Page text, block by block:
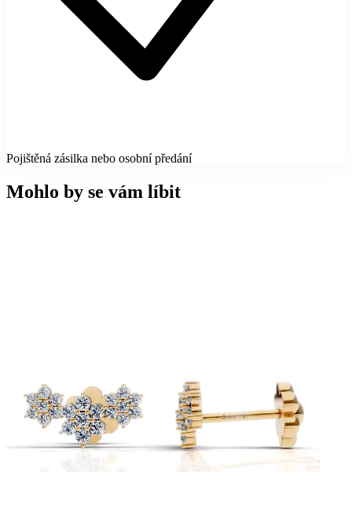
Pojištěná zásilka nebo osobní předání
Mohlo by se vám líbit